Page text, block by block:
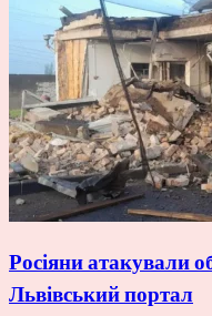
Росіяни атакували
Львівський портал